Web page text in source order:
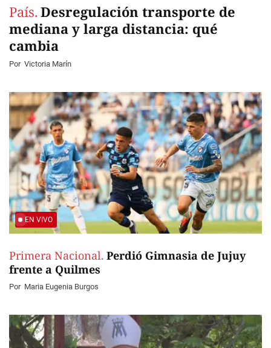
País. Desregulación transporte de
mediana y larga distancia: qué
cambia
Por Victoria Marín
EN VIVO
Primera Nacional. Perdió Gimnasia de Jujuy
frente a Quilmes
Por Maria Eugenia Burgos